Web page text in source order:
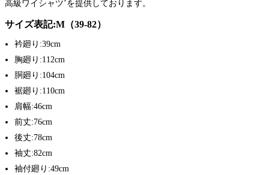
高級ワイシャツ’を提供しております。
サイズ表記:M（39-82）
衿廻り:39cm
胸廻り:112cm
胴廻り:104cm
裾廻り:110cm
肩幅:46cm
前丈:76cm
後丈:78cm
袖丈:82cm
袖付廻り:49cm